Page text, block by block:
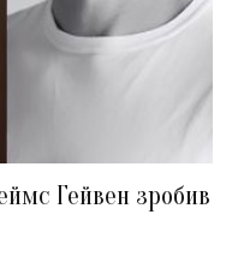
Гейвен зробив